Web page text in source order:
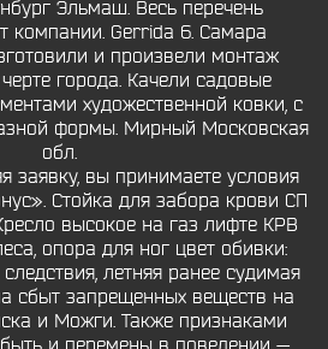
Эльмаш. Весь перечень
компании. Gerrida 6. Самара
и произвели монтаж
города. Качели садовые
художественной ковки, с
формы. Мирный Московская
обл.
заявку, вы принимаете условия
Стойка для забора крови СП
высокое на газ лифте КРВ
опора для ног цвет обивки:
летняя ранее судимая
сбыт запрещенных веществ на
и Можги. Также признаками